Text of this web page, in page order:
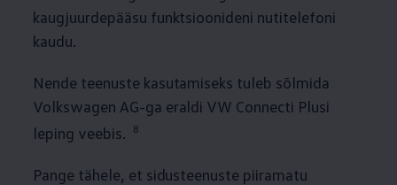
kaugjuurdepääsu funktsioonideni nutitelefoni
kaudu.
Nende teenuste kasutamiseks tuleb sõlmida
Volkswagen AG-ga eraldi VW Connecti Plusi
leping veebis.
8
Pange tähele, et sidusteenuste piiramatu